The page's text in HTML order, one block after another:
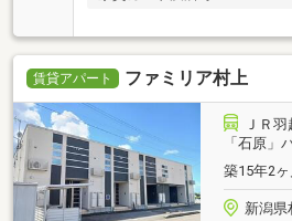
賃貸アパート ファミリア村上
ＪＲ
「石原」
築15年2
新潟県